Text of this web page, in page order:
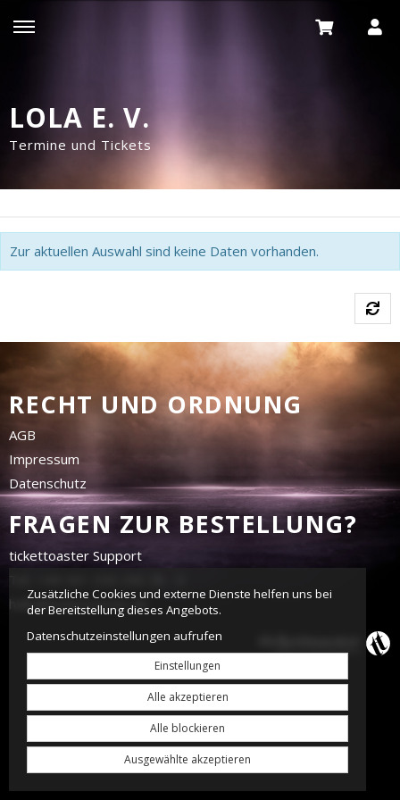
LOLA E. V.
Termine und Tickets
Zur aktuellen Auswahl sind keine Daten vorhanden.
RECHT UND ORDNUNG
AGB
Impressum
Datenschutz
FRAGEN ZUR BESTELLUNG?
tickettoaster Support
hallo@tickettoaster.de
Zusätzliche Cookies und externe Dienste helfen uns bei
der Bereitstellung dieses Angebots.
Datenschutzeinstellungen aufrufen
Einstellungen
Alle akzeptieren
Alle blockieren
Ausgewählte akzeptieren